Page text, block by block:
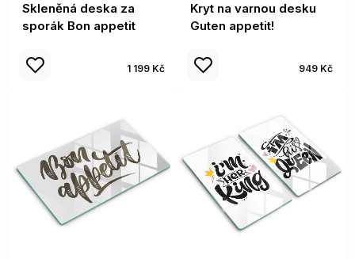
Skleněná deska za
sporák Bon appetit
1 199 Kč
Kryt na varnou desku
Guten appetit!
949 Kč